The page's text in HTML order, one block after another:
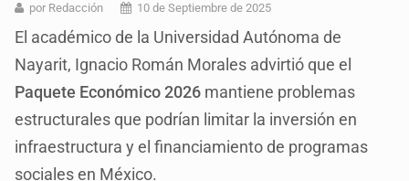
por Redacción 10 de Septiembre de 2025
El académico de la Universidad Autónoma de
Nayarit, Ignacio Román Morales advirtió que el
Paquete Económico 2026 mantiene problemas
estructurales que podrían limitar la inversión en
infraestructura y el financiamiento de programas
sociales en México.